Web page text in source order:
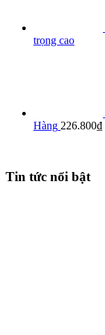
trọng cao
Hàng 226.800₫
Tin tức nổi bật